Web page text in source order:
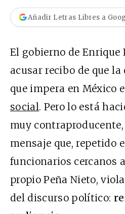
Añadir Letras Libres a
El gobierno de Enrique
acusar recibo de que
que impera en México
social. Pero lo está
muy
mensaje que, repetido
funcionarios cercanos
propio Peña Nieto,
del discurso político: